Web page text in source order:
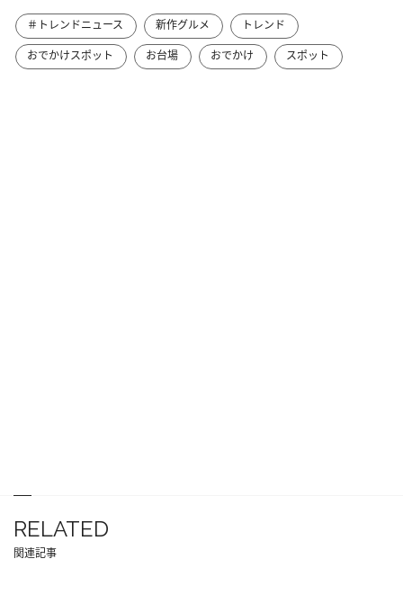
＃トレンドニュース 新作グルメ
トレンド
おでかけスポット
お台場 おでかけ スポット
RELATED
関連記事